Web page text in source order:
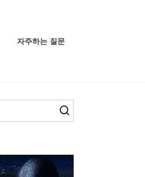
자주하는 질문